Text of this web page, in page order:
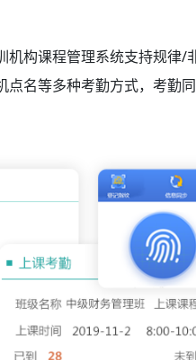
机构课程管理系统支持规律/
名等多种考勤方式，考勤